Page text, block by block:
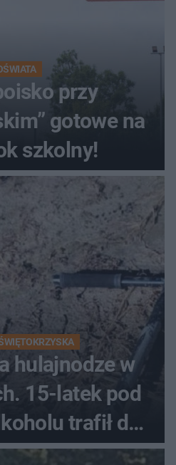
przy
gotowe na
szkolny!
hulajnodze w
15-latek pod
trafił do